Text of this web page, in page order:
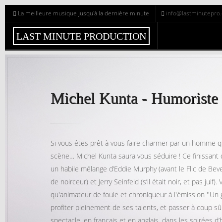
La meilleure musique jusqu'à la dernière minute
LAST MINUTE PRODUCTION
Michel Kunta -
Si vous êtes prêt à vous faire charmer par un
scène… Michel Kunta saura vous séduire ! Ce finissant
un habile mélange d’Eddie Murphy (avant le Flic de
de noirceur) et Jerry Seinfeld (s’il était noir, et pas
qu'animateur de foule et chroniqueur à l'émission ''Un
profiter pleinement de ses talents, et passer à coup